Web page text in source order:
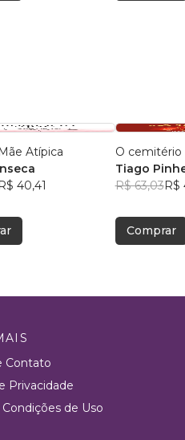
Atípica
40,41
O cemitério
Tiago
R$ 63,03R$
Comprar
Contato
Privacidade
de Uso